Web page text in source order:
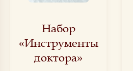
Набор
«Инструменты
доктора»